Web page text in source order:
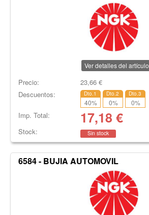
Ver detalles del artículo
Precio: 23,66€
Descuentos:
Dto.1
40%
Dto.2
0%
Dto.3
0%
Imp. Total: 17,18 €
Stock: Sin stock
6584 - BUJIA AUTOMOVIL